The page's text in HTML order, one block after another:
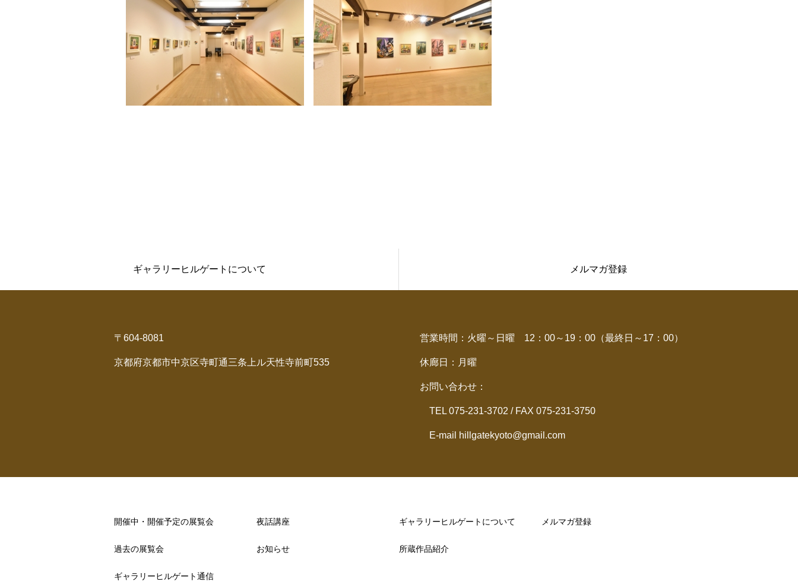
ギャラリーヒルゲートについて メルマガ登録
〒604-8081
京都府京都市中京区寺町通三条上ル天性寺前町535
営業時間：火曜～日曜 12：00～19：00（最終日～17：00）
休廊日：月曜
お問い合わせ：
TEL 075-231-3702 / FAX 075-231-3750
E-mail hillgatekyoto@gmail.com
開催中・開催予定の展覧会
過去の展覧会
ギャラリーヒルゲート通信
夜話講座
お知らせ
ギャラリーヒルゲートについて
所蔵作品紹介
メルマガ登録